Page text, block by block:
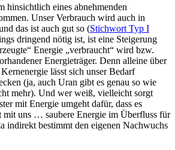
hinsichtlich eines abnehmenden
Unser Verbrauch wird auch in
das ist auch gut so (Stichwort Typ I
dringend nötig ist, ist eine Steigerung
Energie „verbraucht“ wird bzw.
Energieträger. Denn alleine über
lässt sich unser Bedarf
(ja, auch Uran gibt es genau so wie
mehr). Und wer weiß, vielleicht sorgt
mit Energie umgeht dafür, dass es
mit uns … saubere Energie im Überfluss für
indirekt bestimmt den eigenen Nachwuchs